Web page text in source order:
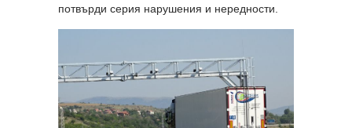
потвърди серия нарушения и нередности.